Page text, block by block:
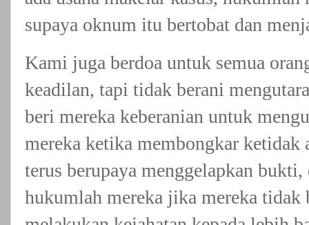
supaya oknum itu bertobat dan
Kami juga berdoa untuk semua
keadilan, tapi tidak berani
beri mereka keberanian untuk
mereka ketika membongkar ketidak
terus berupaya menggelapkan
hukumlah mereka jika mereka tidak